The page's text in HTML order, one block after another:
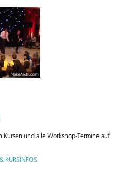
und alle Workshop-Termine auf